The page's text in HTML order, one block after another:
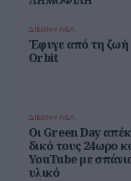
ΔΙΕΘΝΗ ΝΕΑ
Έφυγε από τη
Orbit
ΔΙΕΘΝΗ ΝΕΑ
Οι Green Day
δικό τους 24ωρο
YouTube με
υλικό